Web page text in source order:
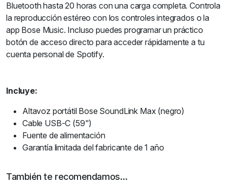
Bluetooth hasta 20 horas con una carga completa. Controla
la reproducción estéreo con los controles integrados o la
app Bose Music. Incluso puedes programar un práctico
botón de acceso directo para acceder rápidamente a tu
cuenta personal de Spotify.
Incluye:
Altavoz portátil Bose SoundLink Max (negro)
Cable USB-C (59")
Fuente de alimentación
Garantía limitada del fabricante de 1 año
También te recomendamos…